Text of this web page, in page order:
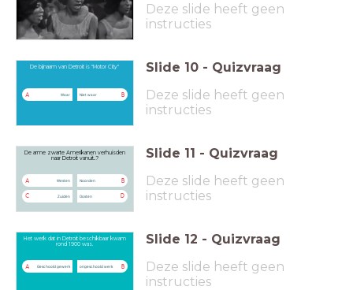
Deze slide heeft geen
instructies
De bijnaam van Detroit is "Motor City"
A Waar B
Niet waar
Slide 10 - Quizvraag
Deze slide heeft geen
instructies
De arme zwarte Amerikanen verhuisden
naar Detroit vanuit..?
A Westen B
Noorden
C Zuiden D
Oosten
Slide 11 - Quizvraag
Deze slide heeft geen
instructies
Het werk dat in Detroit beschikbaar kwam
rond 1900 was.
A Geschoold gewerk B
ongeschoold werk
Slide 12 - Quizvraag
Deze slide heeft geen
instructies